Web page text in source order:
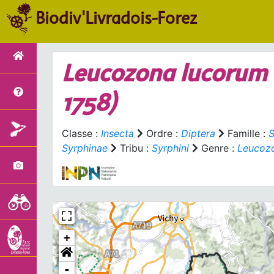
Biodiv'Livradois-Forez
Leucozona lucorum
1758)
Classe : Insecta Ordre : Diptera Famille :
Syrphinae
Tribu : Syrphini Genre :
+
-